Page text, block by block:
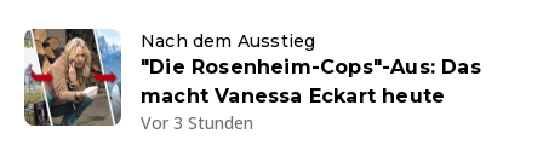
Nach dem Ausstieg
"Die Rosenheim-Cops"-Aus: Das
macht Vanessa Eckart heute
Vor 3 Stunden